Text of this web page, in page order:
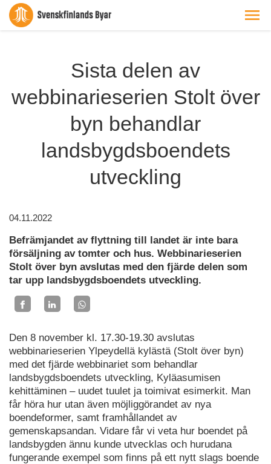
Sista delen av
webbinarieserien Stolt över
byn behandlar
landsbygdsboendets
utveckling
04.11.2022
Befrämjandet av flyttning till landet är inte bara
försäljning av tomter och hus. Webbinarieserien
Stolt över byn avslutas med den fjärde delen som
tar upp landsbygdsboendets utveckling.
Den 8 november kl. 17.30-19.30 avslutas
webbinarieserien Ylpeydellä kylästä (Stolt över byn)
med det fjärde webbinariet som behandlar
landsbygdsboendets utveckling, Kyläasumisen
kehittäminen – uudet tuulet ja toimivat esimerkit. Man
får höra hur utan även möjliggörandet av nya
boendeformer, samt framhållandet av
gemenskapsandan. Vidare får vi veta hur boendet på
landsbygden ännu kunde utvecklas och hurudana
fungerande exempel som finns på ett nytt slags boende